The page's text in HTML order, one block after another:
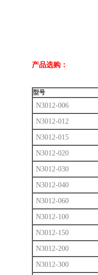
产品选购：
型号
N3012-006
N3012-012
N3012-015
N3012-020
N3012-030
N3012-040
N3012-060
N3012-100
N3012-150
N3012-200
N3012-300